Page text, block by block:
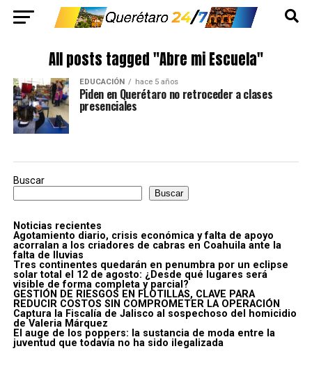
All posts tagged "Abre mi Escuela"
EDUCACIÓN hace 5 años
Piden en Querétaro no retroceder a clases
presenciales
Buscar
Buscar
Noticias recientes
Agotamiento diario, crisis económica y falta de apoyo
acorralan a los criadores de cabras en Coahuila ante la
falta de lluvias
Tres continentes quedarán en penumbra por un eclipse
solar total el 12 de agosto: ¿Desde qué lugares será
visible de forma completa y parcial?
GESTIÓN DE RIESGOS EN FLOTILLAS, CLAVE PARA
REDUCIR COSTOS SIN COMPROMETER LA OPERACIÓN
Captura la Fiscalía de Jalisco al sospechoso del homicidio
de Valeria Márquez
El auge de los poppers: la sustancia de moda entre la
juventud que todavía no ha sido ilegalizada